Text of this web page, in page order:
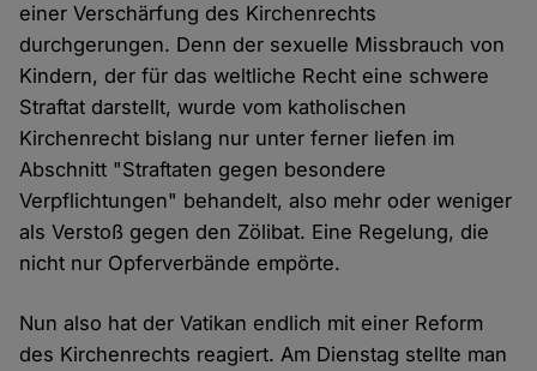
einer Verschärfung des Kirchenrechts
durchgerungen. Denn der sexuelle Missbrauch von
Kindern, der für das weltliche Recht eine schwere
Straftat darstellt, wurde vom katholischen
Kirchenrecht bislang nur unter ferner liefen im
Abschnitt "Straftaten gegen besondere
Verpflichtungen" behandelt, also mehr oder weniger
als Verstoß gegen den Zölibat. Eine Regelung, die
nicht nur Opferverbände empörte.
Nun also hat der Vatikan endlich mit einer Reform
des Kirchenrechts reagiert. Am Dienstag stellte man